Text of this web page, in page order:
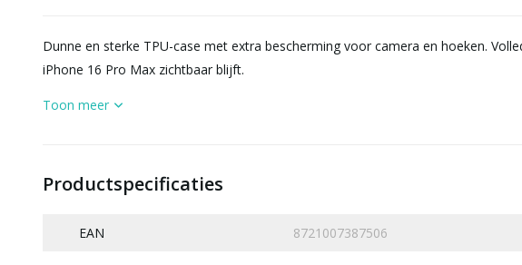
Dunne en sterke TPU-case met extra bescherming voor camera en hoeken.
iPhone 16 Pro Max zichtbaar blijft.
Toon meer
Productspecificaties
EAN 8721007387506